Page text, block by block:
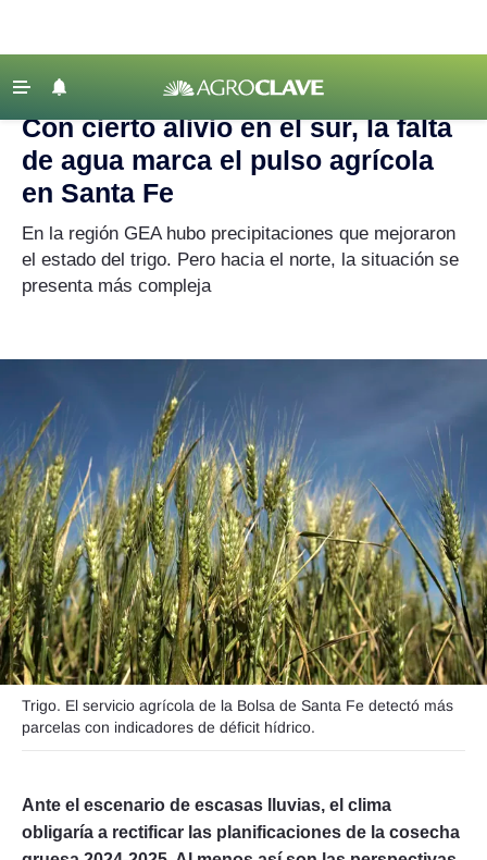
Agricultura
Ganadería
Lechería
Tecnología
Maquinaria agrícola
Clima
Agronegocios
Mercados
Seguinos
‹ VOLVER
Agroclave Crónicas de Campaña | agua
Con cierto alivio en el sur, la falta
de agua marca el pulso agrícola
en Santa Fe
En la región GEA hubo precipitaciones que mejoraron
el estado del trigo. Pero hacia el norte, la situación se
presenta más compleja
Trigo. El servicio agrícola de la Bolsa de Santa Fe detectó más
parcelas con indicadores de déficit hídrico.
Ante el escenario de escasas lluvias, el clima
obligaría a rectificar las planificaciones de la cosecha